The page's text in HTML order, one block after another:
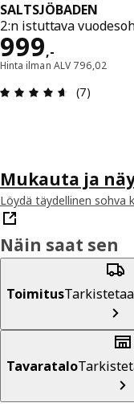
SALTSJÖBADEN
2:n istuttava
999,-
Hinta 999,-
Hinta ilman ALV 796,02
: 4.6 / 5
(7)
Mukauta ja
Löydä täydellinen sohva
Näin saat sen
Toimitus
Tavaratalo